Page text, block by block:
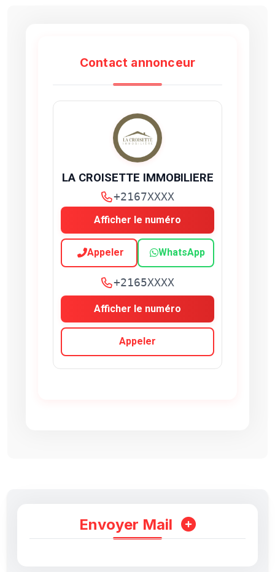
Contact annonceur
LA CROISETTE IMMOBILIERE
+2167XXXX
Afficher le numéro
Appeler WhatsApp
+2165XXXX
Afficher le numéro
Appeler
Envoyer Mail